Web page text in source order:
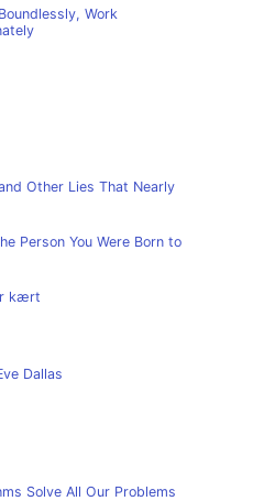
Work
Other Lies That Nearly
Person You Were Born to
kært
Dallas
Solve All Our Problems